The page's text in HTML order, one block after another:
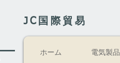
JC国際貿易
ホーム 電気製品